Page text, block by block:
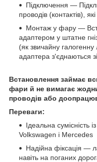
Підключення —
проводів (контактів),
Монтаж у фару —
адаптером у штатне
(як звичайну
адаптера з'єднаються
Встановлення займає
фари й не вимагає
проводів або
Переваги:
Ідеальна сумісність
Volkswagen і Mercedes
Надійна фіксація —
навіть на поганих